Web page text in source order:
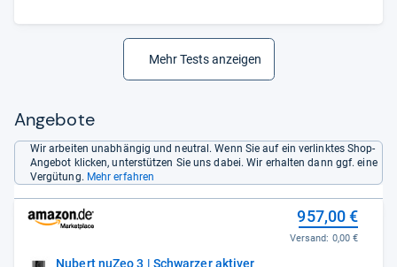
Mehr Tests anzeigen
Angebote
Wir arbeiten unabhängig und neutral. Wenn Sie auf ein verlinktes Shop-
Angebot klicken, unterstützen Sie uns dabei. Wir erhalten dann ggf. eine
Vergütung. Mehr erfahren
Nubert nuZeo 3 | Schwarzer aktiver
957,00 €
Versand: 0,00 €